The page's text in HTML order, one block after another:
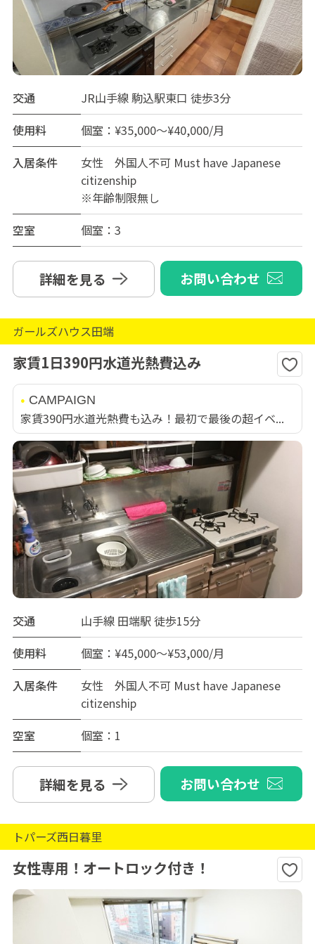
交通
JR山手線 駒込駅東口 徒歩3分
使用料
個室：¥35,000～¥40,000/月
入居条件
女性 外国人不可 Must have Japanese
citizenship
※年齢制限無し
空室
個室：3
詳細を見る お問い合わせ
ガールズハウス田端
家賃1日390円水道光熱費込み
CAMPAIGN
家賃390円水道光熱費も込み！最初で最後の超イベ...
交通
山手線 田端駅 徒歩15分
使用料
個室：¥45,000～¥53,000/月
入居条件
女性 外国人不可 Must have Japanese
citizenship
空室
個室：1
詳細を見る お問い合わせ
トパーズ西日暮里
女性専用！オートロック付き！